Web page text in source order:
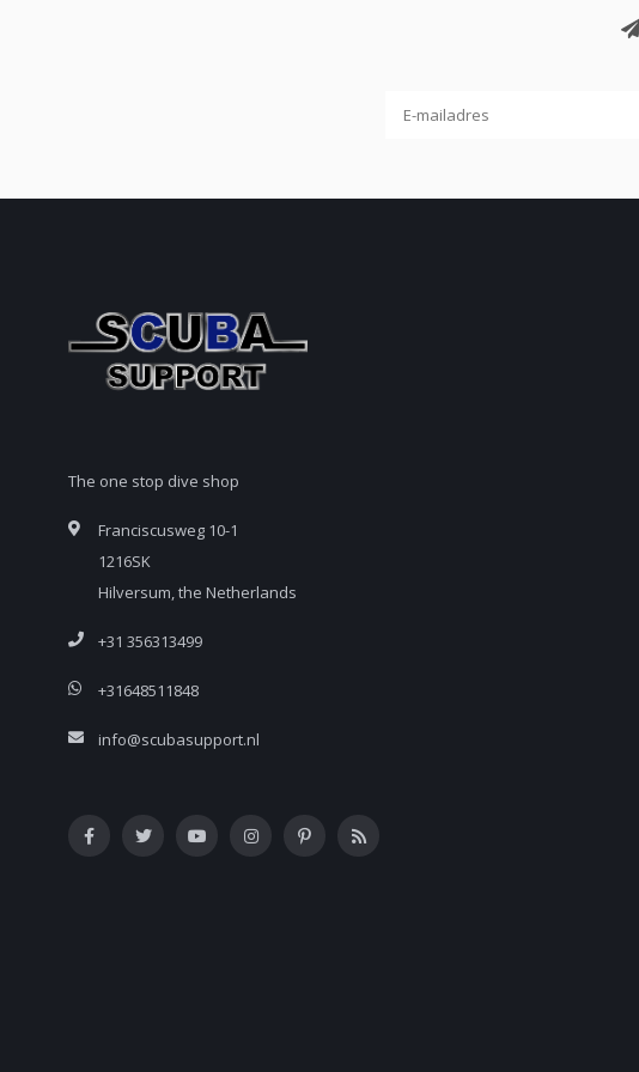
The one stop dive shop
Franciscusweg 10-1
1216SK
Hilversum, the Netherlands
+31 356313499
+31648511848
info@scubasupport.nl